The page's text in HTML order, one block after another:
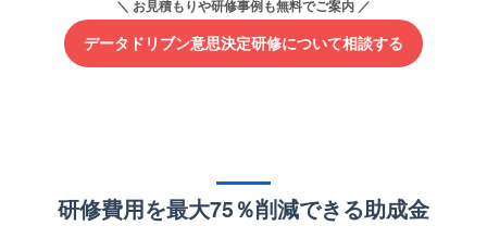
データドリブン意思決定研修について相談する
研修費用を最大75％削減できる助成金